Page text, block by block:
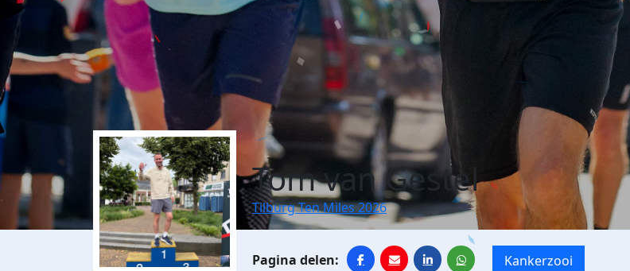
Tom van Gestel
Tilburg Ten Miles 2026
Kankerzooi